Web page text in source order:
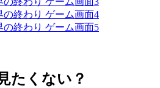
たくない？